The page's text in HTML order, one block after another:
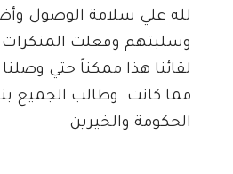
لله علي سلامة الوصول
وسلبتهم وفعلت المنكرات
لقائنا هذا ممكناً حتي
مما كانت. وطالب الجميع
الحكومة والخيرين